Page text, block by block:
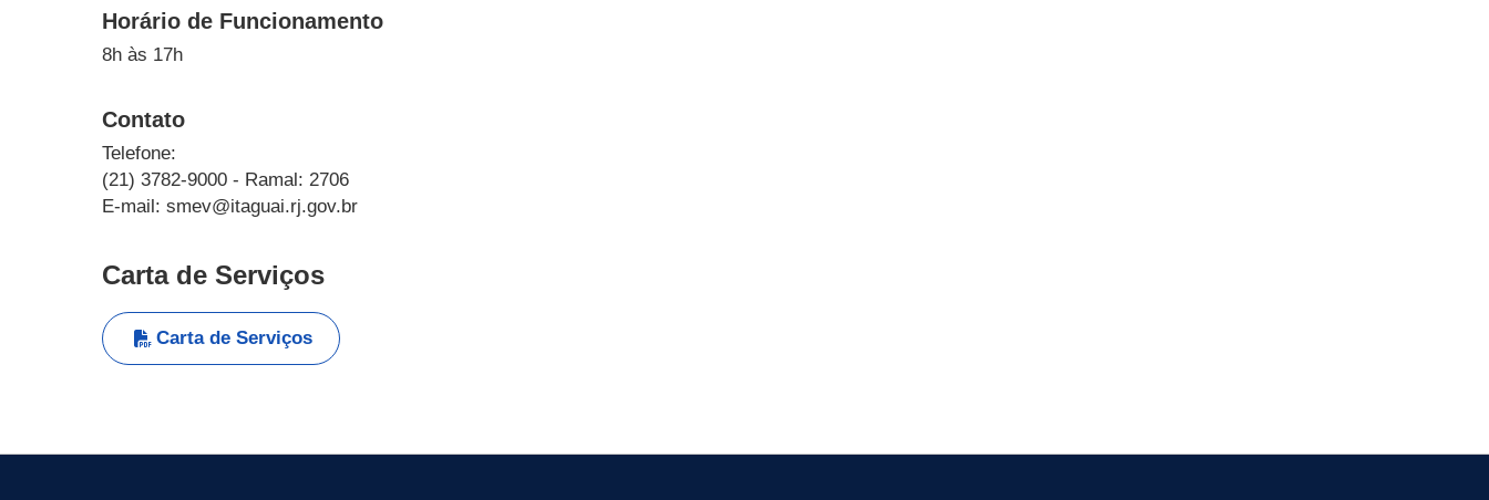
Horário de Funcionamento
8h às 17h
Contato
Telefone:
(21) 3782-9000 - Ramal: 2706
E-mail: smev@itaguai.rj.gov.br
Carta de Serviços
Carta de Serviços